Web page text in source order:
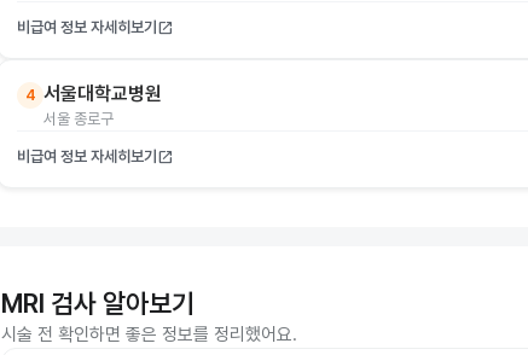
비급여 정보 자세히보기 open_in_new
4 서울대학교병원
서울 종로구
비급여 정보 자세히보기 open_in_new
MRI 검사 알아보기
시술 전 확인하면 좋은 정보를 정리했어요.